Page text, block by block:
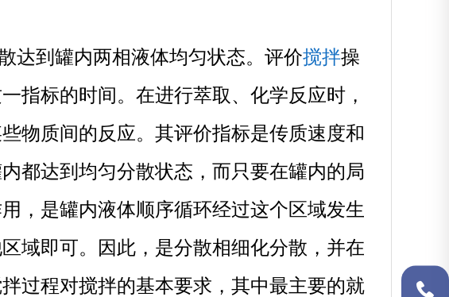
达到罐内两相液体均匀状态。评价搅拌操
指标的时间。在进行萃取、化学反应时，
物质间的反应。其评价指标是传质速度和
都达到均匀分散状态，而只要在罐内的局
，是罐内液体顺序循环经过这个区域发生
域即可。因此，是分散相细化分散，并在
过程对搅拌的基本要求，其中最主要的就